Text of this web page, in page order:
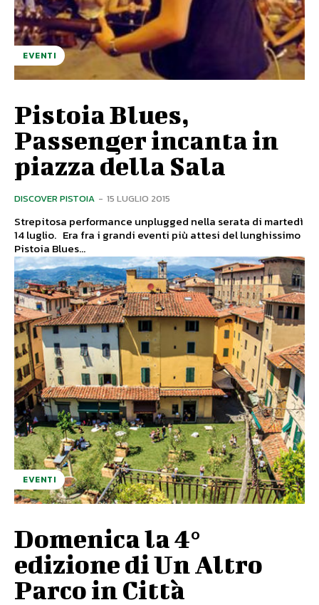
EVENTI
Pistoia Blues,
Passenger incanta in
piazza della Sala
DISCOVER PISTOIA - 15 LUGLIO 2015
Strepitosa performance unplugged nella serata di martedì
14 luglio. Era fra i grandi eventi più attesi del lunghissimo
Pistoia Blues...
EVENTI
Domenica la 4°
edizione di Un Altro
Parco in Città